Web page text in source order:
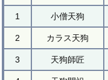
1 小僧天狗
2 カラス天狗
3 天狗師匠